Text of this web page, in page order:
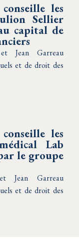
les
Sellier
capital de
Jean Garreau
et de droit des
les
Lab
le groupe
Jean Garreau
et de droit des